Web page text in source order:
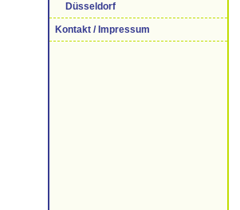
Düsseldorf
Kontakt / Impressum